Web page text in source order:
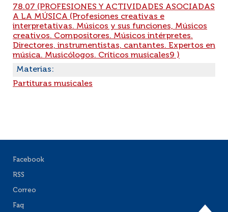
78.07 (PROFESIONES Y ACTIVIDADES ASOCIADAS
A LA MÚSICA (Profesiones creativas e
interpretativas. Músicos y sus funciones, Músicos
creativos. Compositores. Músicos intérpretes.
Directores, instrumentistas, cantantes. Expertos en
música. Musicólogos. Críticos musicales9 )
Materias:
Partituras musicales
Facebook
RSS
Correo
Faq